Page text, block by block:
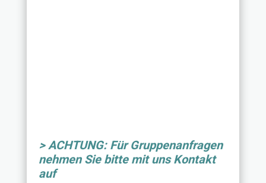
> ACHTUNG: Für Gruppenanfragen
nehmen Sie bitte mit uns Kontakt
auf